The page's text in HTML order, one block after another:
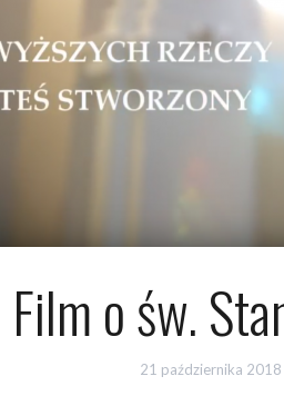
Film o św.
21 października 2018